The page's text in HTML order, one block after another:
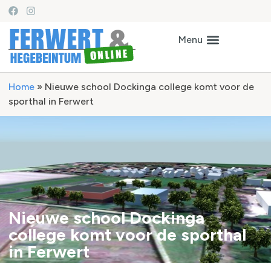
Home » Nieuwe school Dockinga college komt voor de
sporthal in Ferwert
Nieuwe school Dockinga
college komt voor de sporthal
in Ferwert